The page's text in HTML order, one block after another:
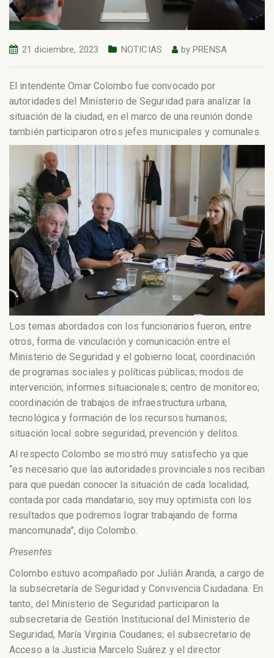
21 diciembre, 2023 NOTICIAS byPRENSA
El intendente Omar Colombo fue convocado por
autoridades del Ministerio de Seguridad para analizar la
situación de la ciudad, en el marco de una reunión donde
también participaron otros jefes municipales y comunales.
Los temas abordados con los funcionarios fueron, entre
otros, forma de vinculación y comunicación entre el
Ministerio de Seguridad y el gobierno local; coordinación
de programas sociales y políticas públicas; modos de
intervención; informes situacionales; centro de monitoreo;
coordinación de trabajos de infraestructura urbana,
tecnológica y formación de los recursos humanos;
situación local sobre seguridad, prevención y delitos.
Al respecto Colombo se mostró muy satisfecho ya que
“es necesario que las autoridades provinciales nos reciban
para que puedan conocer la situación de cada localidad,
contada por cada mandatario, soy muy optimista con los
resultados que podremos lograr trabajando de forma
mancomunada”, dijo Colombo.
Presentes
Colombo estuvo acompañado por Julián Aranda, a cargo de
la subsecretaría de Seguridad y Convivencia Ciudadana. En
tanto, del Ministerio de Seguridad participaron la
subsecretaria de Gestión Institucional del Ministerio de
Seguridad, María Virginia Coudanes; el subsecretario de
Acceso a la Justicia Marcelo Suárez y el director